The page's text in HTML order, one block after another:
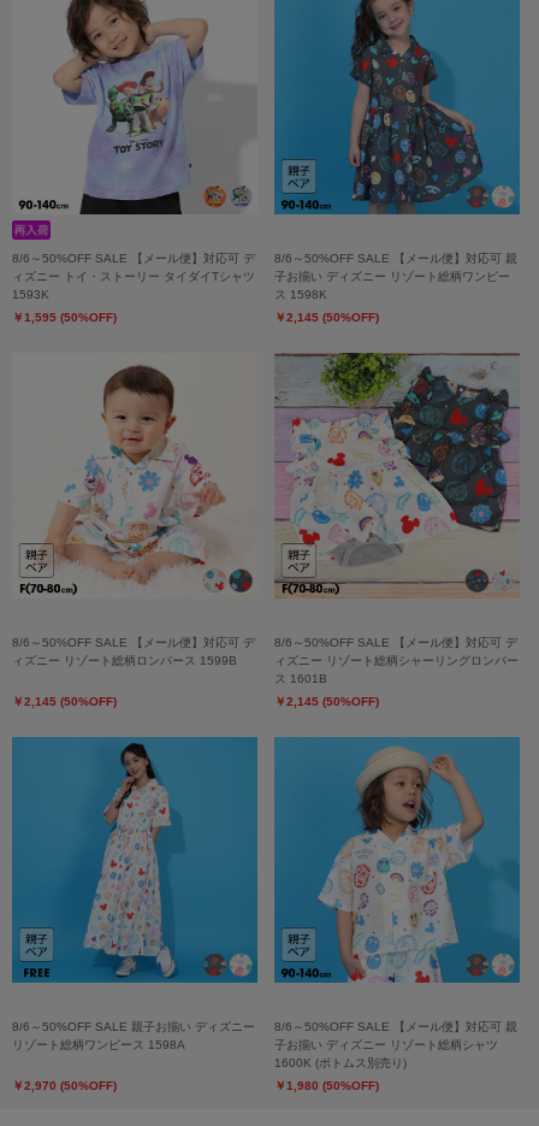
8/6～50%OFF SALE 【メール便】対応可 デ
ィズニー トイ・ストーリー タイダイTシャツ
1593K
￥1,595 (50%OFF)
8/6～50%OFF SALE 【メール便】対応可 親
子お揃い ディズニー リゾート総柄ワンピー
ス 1598K
￥2,145 (50%OFF)
8/6～50%OFF SALE 【メール便】対応可 デ
ィズニー リゾート総柄ロンパース 1599B
￥2,145 (50%OFF)
8/6～50%OFF SALE 【メール便】対応可 デ
ィズニー リゾート総柄シャーリングロンパー
ス 1601B
￥2,145 (50%OFF)
8/6～50%OFF SALE 親子お揃い ディズニー
リゾート総柄ワンピース 1598A
￥2,970 (50%OFF)
8/6～50%OFF SALE 【メール便】対応可 親
子お揃い ディズニー リゾート総柄シャツ
1600K (ボトムス別売り)
￥1,980 (50%OFF)